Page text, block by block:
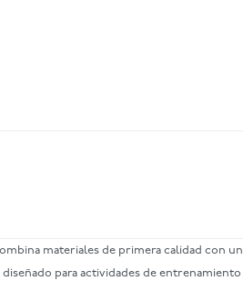
materiales de primera calidad
para actividades de